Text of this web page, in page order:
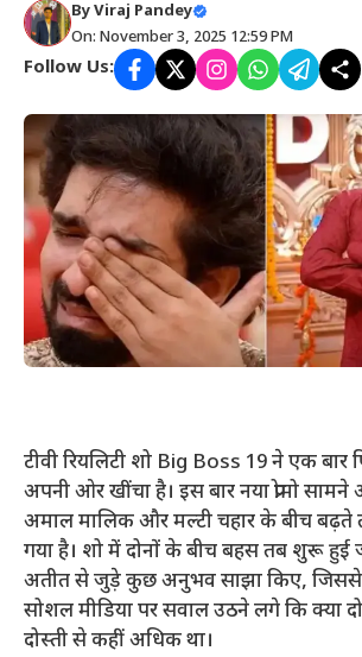
ByViraj Pandey
On: November 3, 2025 12:59 PM
Follow Us:
टीवी रियलिटी शो Big Boss 19 ने एक बार
अपनी ओर खींचा है। इस बार नया प्रोमो
अमाल मालिक और मल्टी चहार के बीच बढ़ते
गया है। शो में दोनों के बीच बहस तब शुरू
अतीत से जुड़े कुछ अनुभव साझा किए,
सोशल मीडिया पर सवाल उठने लगे कि क्या
दोस्ती से कहीं अधिक था।